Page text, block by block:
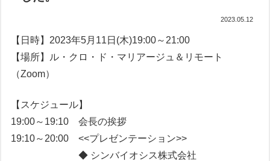
2023.05.12
【日時】2023年5月11日(木)19:00～21:00
【場所】ル・クロ・ド・マリアージュ＆リモート
（Zoom）
【スケジュール】
19:00～19:10 会長の挨拶
19:10～20:00 <<プレゼンテーション>>
◆ シンバイオシス株式会社